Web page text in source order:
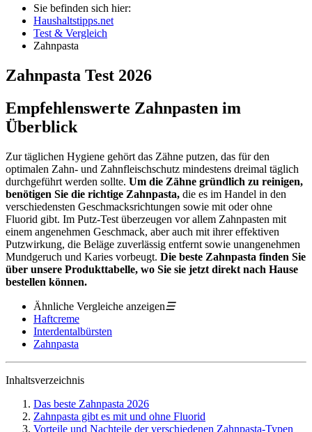
Sie befinden sich hier:
Haushaltstipps.net
Test & Vergleich
Zahnpasta
Zahnpasta Test 2026
Empfehlenswerte Zahnpasten im
Überblick
Zur täglichen Hygiene gehört das Zähne putzen, das für den
optimalen Zahn- und Zahnfleischschutz mindestens dreimal täglich
durchgeführt werden sollte. Um die Zähne gründlich zu reinigen,
benötigen Sie die richtige Zahnpasta, die es im Handel in den
verschiedensten Geschmacksrichtungen sowie mit oder ohne
Fluorid gibt. Im Putz-Test überzeugen vor allem Zahnpasten mit
einem angenehmen Geschmack, aber auch mit ihrer effektiven
Putzwirkung, die Beläge zuverlässig entfernt sowie unangenehmen
Mundgeruch und Karies vorbeugt. Die beste Zahnpasta finden Sie
über unsere Produkttabelle, wo Sie sie jetzt direkt nach Hause
bestellen können.
Ähnliche Vergleiche anzeigen☰
Haftcreme
Interdentalbürsten
Zahnpasta
Inhaltsverzeichnis
Das beste Zahnpasta 2026
Zahnpasta gibt es mit und ohne Fluorid
Vorteile und Nachteile der verschiedenen Zahnpasta-Typen